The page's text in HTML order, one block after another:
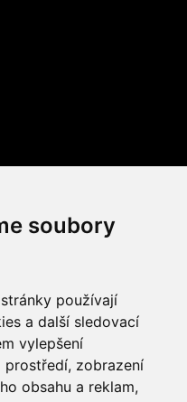
soubory
používají
a další sledovací
vylepšení
prostředí, zobrazení
obsahu a reklam,